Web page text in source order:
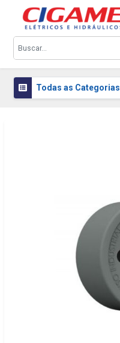
Todas as Categorias